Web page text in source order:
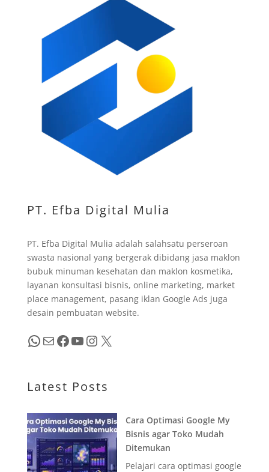
PT. Efba Digital Mulia
PT. Efba Digital Mulia adalah salahsatu perseroan
swasta nasional yang bergerak dibidang jasa maklon
bubuk minuman kesehatan dan maklon kosmetika,
layanan konsultasi bisnis, online marketing, market
place management, pasang iklan Google Ads juga
desain pembuatan website.
WhatsApp Mail Facebook YouTube InstagramX
Latest Posts
Cara Optimasi Google My
Bisnis agar Toko Mudah
Ditemukan
Pelajari cara optimasi google